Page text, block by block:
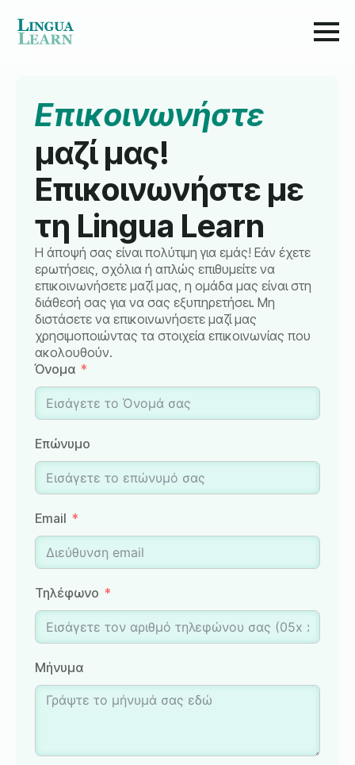
Επικοινωνήστε
μαζί μας!
Επικοινωνήστε με
τη Lingua Learn
Η άποψή σας είναι πολύτιμη για εμάς! Εάν έχετε
ερωτήσεις, σχόλια ή απλώς επιθυμείτε να
επικοινωνήσετε μαζί μας, η ομάδα μας είναι στη
διάθεσή σας για να σας εξυπηρετήσει. Μη
διστάσετε να επικοινωνήσετε μαζί μας
χρησιμοποιώντας τα στοιχεία επικοινωνίας που
ακολουθούν.
Όνομα
Επώνυμο
Email
Τηλέφωνο
Μήνυμα